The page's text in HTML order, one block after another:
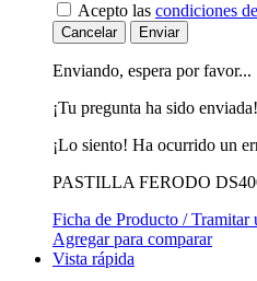
Acepto las condiciones
Cancelar Enviar
Enviando, espera por favor...
¡Tu pregunta ha sido
¡Lo siento! Ha ocurrido un
PASTILLA FERODO
Ficha de Producto / Tramitar
Agregar para comparar
Vista rápida